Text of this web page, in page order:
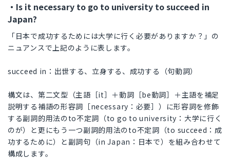
・Is it necessary to go to university to succeed in
Japan?
「日本で成功するためには大学に行く必要がありますか？」の
ニュアンスで上記のように表します。
succeed in：出世する、立身する、成功する（句動詞）
構文は、第二文型（主語［it］＋動詞［be動詞］＋主語を補足
説明する補語の形容詞［necessary：必要］）に形容詞を修飾
する副詞的用法のto不定詞（to go to university：大学に行く
のが）と更にもう一つ副詞的用法のto不定詞（to succeed：成
功するために）と副詞句（in Japan：日本で）を組み合わせて
構成します。